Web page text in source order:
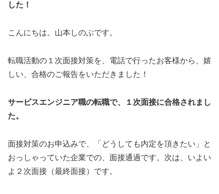
した！
こんにちは。山本しのぶです。
転職活動の１次面接対策を、電話で行ったお客様から、嬉
しい、合格のご報告をいただきました！
サービスエンジニア職の転職で、１次面接に合格されまし
た。
面接対策のお申込みで、「どうしても内定を頂きたい」と
おっしゃっていた企業での、面接通過です。次は、いよい
よ２次面接（最終面接）です。